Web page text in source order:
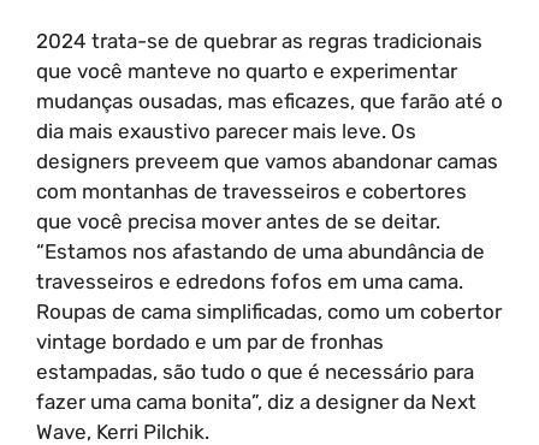
2024 trata-se de quebrar as regras tradicionais
que você manteve no quarto e experimentar
mudanças ousadas, mas eficazes, que farão até o
dia mais exaustivo parecer mais leve. Os
designers preveem que vamos abandonar camas
com montanhas de travesseiros e cobertores
que você precisa mover antes de se deitar.
“Estamos nos afastando de uma abundância de
travesseiros e edredons fofos em uma cama.
Roupas de cama simplificadas, como um cobertor
vintage bordado e um par de fronhas
estampadas, são tudo o que é necessário para
fazer uma cama bonita”, diz a designer da Next
Wave, Kerri Pilchik.